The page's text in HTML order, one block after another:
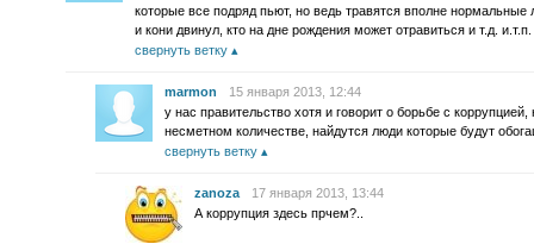
которые все подряд пьют, но ведь травятся вполне нормальные
и кони двинул, кто на дне рождения может отравиться и т.д. и.т.п.
свернуть ветку
marmon
15 января 2013, 12:44
у нас правительство хотя и говорит о борьбе с
несметном количестве, найдутся люди которые будут
свернуть ветку
zanoza
17 января 2013, 13:44
А коррупция здесь прчем?..